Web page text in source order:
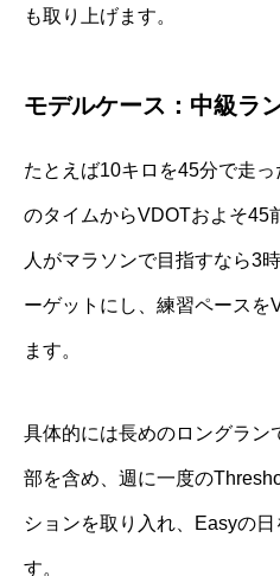
も取り上げます。
モデルケース：中級ラ
たとえば10キロを45分で走
のタイムからVDOTおよそ45
人がマラソンで目指すなら3
ーゲットにし、練習ペースを
ます。
具体的には長めのロングラン
部を含め、週に一度の
ションを取り入れ、Easyの
す。